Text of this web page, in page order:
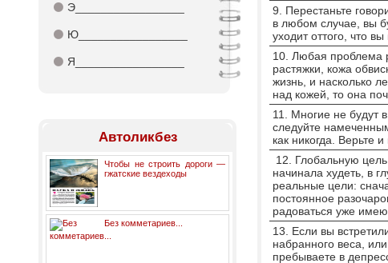
⚫ Э_________________
⚫ Ю_________________
⚫ Я_________________
Автоликбез
Чтобы не строить дороги —
гжатские вездеходы
Без комметариев...
9. Перестаньте
в любом случае, вы
уходит оттого, что
10. Любая проблема
растяжки, кожа
жизнь, и насколько
над кожей, то она
11. Многие не будут
следуйте
как никогда. Верьте
12. Глобальную цель
начинала худеть, в
реальные цели:
постоянное
радоваться уже
13. Если вы
набранного веса,
пребываете в